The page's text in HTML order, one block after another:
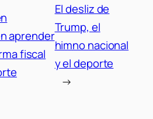
aprender
fiscal
El desliz de
Trump, el
himno nacional
y el deporte
→